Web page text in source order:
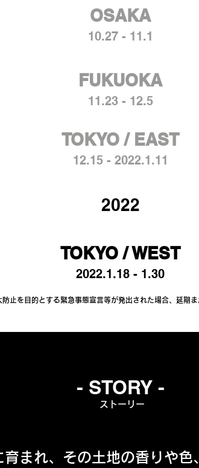
OSAKA
10.27 - 11.1
FUKUOKA
11.23 - 12.5
TOKYO / EAST
12.15 - 2022.1.11
2022
TOKYO / WEST
2022.1.18 - 1.30
止を目的とする緊急事態宣言等が発出された場合、延期ま
- STORY -
​ストーリー
育まれ、​その土地の香りや色